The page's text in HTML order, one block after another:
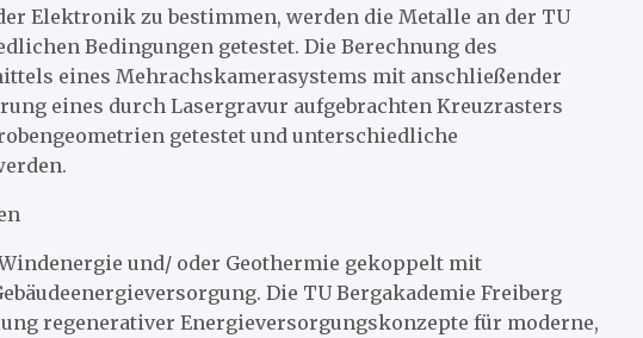
Elektronik zu bestimmen, werden die Metalle an der TU
Bedingungen getestet. Die Berechnung des
eines Mehrachskamerasystems mit anschließender
eines durch Lasergravur aufgebrachten Kreuzrasters
getestet und unterschiedliche
und/ oder Geothermie gekoppelt mit
Die TU Bergakademie Freiberg
regenerativer Energieversorgungskonzepte für moderne,